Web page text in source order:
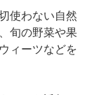
使わない自然
旬の野菜や果
ィーツなどを